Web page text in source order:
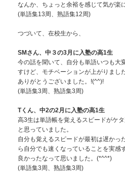
なんか、ちょっと余裕を感じて気が楽
(単語集13周、熟語集12周)
つづいて、在校生から、
SMさん、中３の3月に入塾の高1生
今の話を聞いて、自分も単語いつも大
すけど、モチベーションが上がりました
ありがとうございました。!(^^)!
(単語集3周、熟語集3周)
Tくん、中2の2月に入塾の高1生
高3生は単語帳を覚えるスピードがケ
と思っていました。
自分も覚えるスピードが最初は遅かっ
ら自分でも速くなっていることを実感
良かったなって思いました。(*^^*)
(単語集3周、熟語集3周)